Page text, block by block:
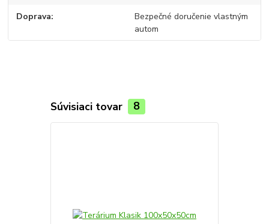
Doprava
Bezpečné doručenie vlastným
autom
Súvisiaci tovar 8